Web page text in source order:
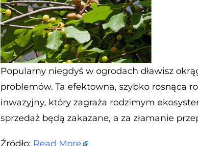
Popularny niegdyś w ogrodach dławisz
problemów. Ta efektowna, szybko rosnąca
inwazyjny, który zagraża rodzimym
sprzedaż będą zakazane, a za złamanie
Źródło: Read More